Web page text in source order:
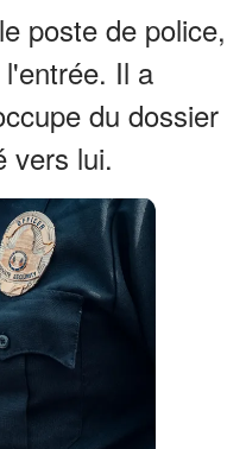
poste de police,
Il a
du dossier
vers lui.